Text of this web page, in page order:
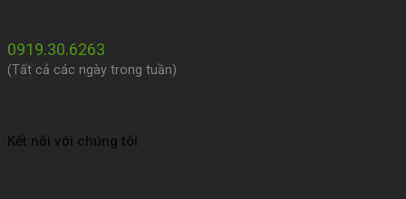
0919.30.6263
(Tất cả các ngày trong tuần)
Kết nối với chúng tôi